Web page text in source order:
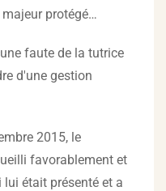
majeur protégé…
faute de la tutrice
d'une gestion
2015, le
favorablement et
était présenté et a